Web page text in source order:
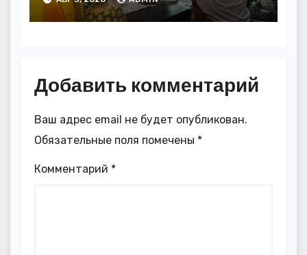
Добавить комментарий
Ваш адрес email не будет опубликован.
Обязательные поля помечены *
Комментарий *